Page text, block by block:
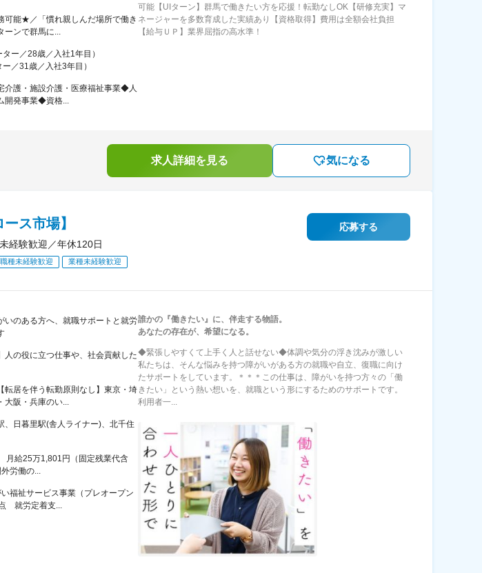
可能★／「慣れ親しんだ場所で働き
ンで群馬に...
ー／28歳／入社1年目）
／31歳／入社3年目）
護・施設介護・医療福祉事業◆人
発事業◆資格...
可能【UIターン】群馬で働きたい方を応援！転勤なしOK【研修充実】マ
ネージャーを多数育成した実績あり【資格取得】費用は全額会社負担
【給与ＵＰ】業界屈指の高水準！
求人詳細を見る 気になる
ス市場】
経験歓迎／年休120日
職種未経験歓迎 業種未経験歓迎
応募する
いのある方へ、就職サポートと就労
人の役に立つ仕事や、社会貢献した
居を伴う転勤原則なし】東京・埼
阪・兵庫のい...
、日暮里駅(舎人ライナー)、北千住
給25万1,801円（固定残業代含
労働の...
福祉サービス事業（プレオープン
就労定着支...
誰かの『働きたい』に、伴走する物語。
あなたの存在が、希望になる。
◆緊張しやすくて上手く人と話せない◆体調や気分の浮き沈みが激しい
私たちは、そんな悩みを持つ障がいがある方の就職や自立、復職に向け
たサポートをしています。＊＊＊この仕事は、障がいを持つ方々の「働
きたい」という熱い想いを、就職という形にするためのサポートです。
利用者一...